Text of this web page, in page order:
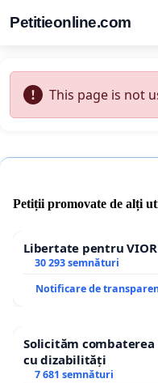
Petitieonline.com
This page is not
Petiții promovate de alți
Libertate pentru
30 293 semnături
Notificare de
Solicităm
cu dizabilități
7 681 semnături